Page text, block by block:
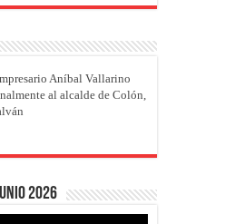
Aníbal Vallarino
al alcalde de Colón,
2026